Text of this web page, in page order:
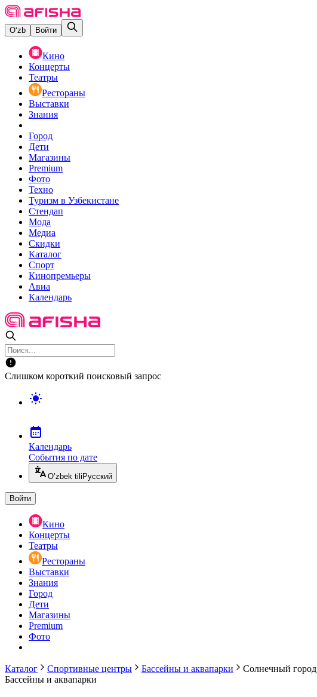
O‘zb Войти
Кино
Концерты
Театры
Рестораны
Выставки
Знания
Город
Дети
Магазины
Premium
Фото
Техно
Туризм в Узбекистане
Стендап
Мода
Медиа
Скидки
Каталог
Спорт
Кинопремьеры
Авиа
Календарь
Слишком короткий поисковый запрос
Календарь
События по дате
O’zbek tili Русский
Войти
Кино
Концерты
Театры
Рестораны
Выставки
Знания
Город
Дети
Магазины
Premium
Фото
Каталог Спортивные центры Бассейны и аквапарки
Солнечный город
Бассейны и аквапарки